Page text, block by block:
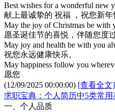
Best wishes for a wonderful new
献上最诚挚的 祝福 ，祝您新年
May the joy of Christmas be with
愿圣诞佳节的喜悦，伴随您度
May joy and health be with you
祝您永远健康快乐。
May happiness follow you
愿您
(12/09/2025 00:00:00) [查看全文]
求职宝典：个人简历中5类常
一、个人品质